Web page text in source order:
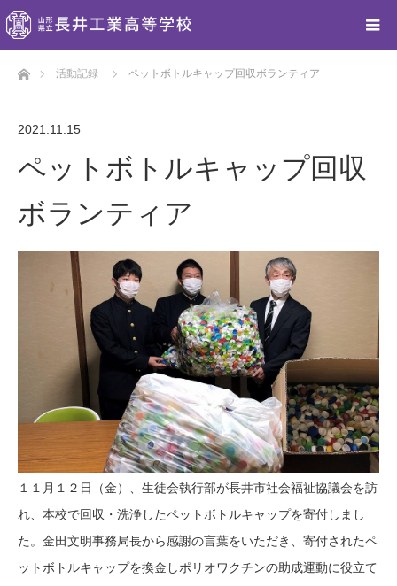
ホーム活動記録 ペットボトルキャップ回収ボランティア
2021.11.15
ペットボトルキャップ回収
ボランティア
１１月１２日（金）、生徒会執行部が長井市社会福祉協議会を訪
れ、本校で回収・洗浄したペットボトルキャップを寄付しまし
た。金田文明事務局長から感謝の言葉をいただき、寄付されたペ
ットボトルキャップを換金しポリオワクチンの助成運動に役立て